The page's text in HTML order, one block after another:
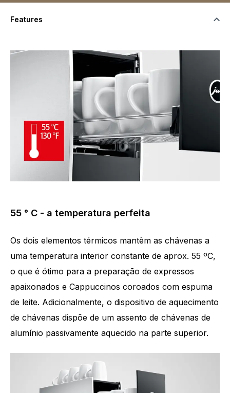
Features
55 ° C - a temperatura perfeita
Os dois elementos térmicos mantêm as chávenas a
uma temperatura interior constante de aprox. 55 ºC,
o que é ótimo para a preparação de expressos
apaixonados e Cappuccinos coroados com espuma
de leite. Adicionalmente, o dispositivo de aquecimento
de chávenas dispõe de um assento de chávenas de
alumínio passivamente aquecido na parte superior.